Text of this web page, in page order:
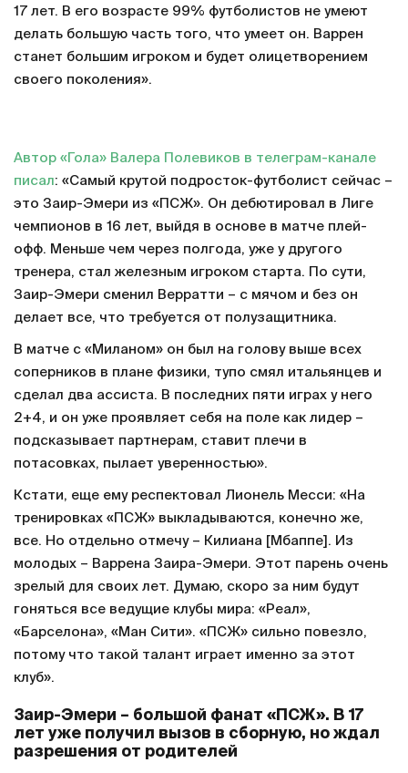
числом ассистов за матч.
опасно пробить, обострить атакующие действия
классной передачей. Хочу напомнить, что ему всего
17 лет. В его возрасте 99% футболистов не умеют
делать большую часть того, что умеет он. Варрен
станет большим игроком и будет олицетворением
своего поколения».
Автор «Гола» Валера Полевиков в телеграм-канале
писал: «Самый крутой подросток-футболист сейчас –
это Заир-Эмери из «ПСЖ». Он дебютировал в Лиге
чемпионов в 16 лет, выйдя в основе в матче плей-
офф. Меньше чем через полгода, уже у другого
тренера, стал железным игроком старта. По сути,
Заир-Эмери сменил Верратти – с мячом и без он
делает все, что требуется от полузащитника.
В матче с «Миланом» он был на голову выше всех
соперников в плане физики, тупо смял итальянцев и
сделал два ассиста. В последних пяти играх у него
2+4, и он уже проявляет себя на поле как лидер –
подсказывает партнерам, ставит плечи в
потасовках, пылает уверенностью».
тренировках «ПСЖ» выкладываются, конечно же,
все. Но отдельно отмечу – Килиана [Мбаппе]. Из
молодых – Варрена Заира-Эмери. Этот парень очень